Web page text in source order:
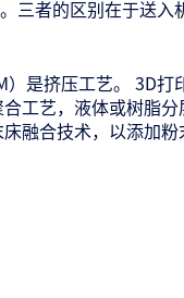
三者的区别在于送
）是挤压工艺。 3D
工艺，液体或树脂
融合技术，以添加粉